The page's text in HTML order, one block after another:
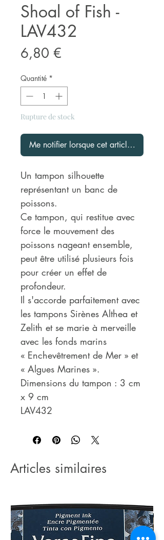
Shoal of Fish -
LAV432
6,80 €
Quantité *
Rupture de stock
Me notifier lorsque cet article est
Un tampon silhouette
représentant un banc de
poissons.
Ce tampon, qui restitue avec
force le mouvement des
poissons nageant ensemble,
peut être utilisé plusieurs fois
pour créer un effet de
profondeur.
Il s'accorde parfaitement avec
les tampons Sirènes Althea et
Zelith et se marie à merveille
avec les fonds marins
« Enchevêtrement de Mer » et
« Algues Marines ».
Dimensions du tampon : 3 cm
x 9 cm
LAV432
Articles similaires